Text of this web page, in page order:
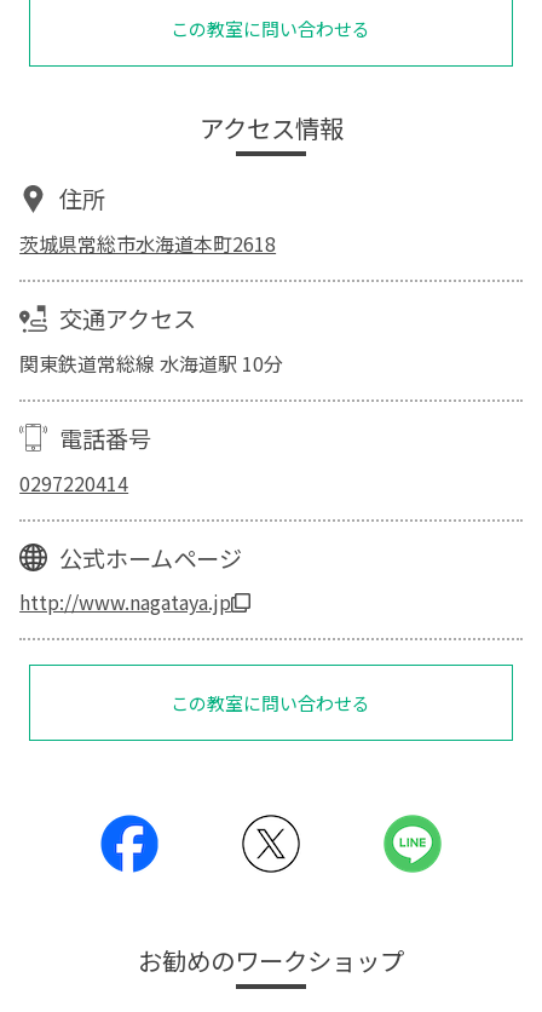
この教室に問い合わせる
アクセス情報
住所
茨城県常総市水海道本町2618
交通アクセス
関東鉄道常総線 水海道駅 10分
電話番号
0297220414
公式ホームページ
http://www.nagataya.jp
この教室に問い合わせる
お勧めのワークショップ